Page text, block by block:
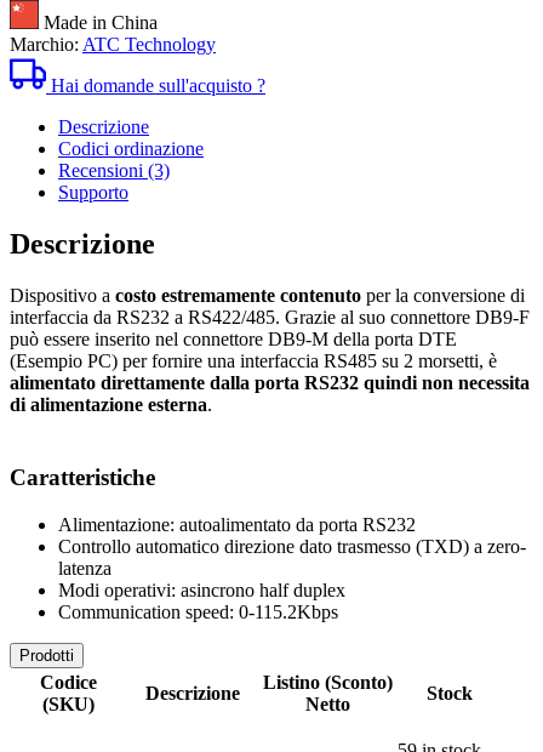
Made in China
Marchio: ATC Technology
Hai domande sull'acquisto ?
Descrizione
Codici ordinazione
Recensioni (3)
Supporto
Descrizione
Dispositivo a costo estremamente contenuto per la conversione di
interfaccia da RS232 a RS422/485. Grazie al suo connettore DB9-F
può essere inserito nel connettore DB9-M della porta DTE
(Esempio PC) per fornire una interfaccia RS485 su 2 morsetti, è
alimentato direttamente dalla porta RS232 quindi non necessita
di alimentazione esterna.
Caratteristiche
Alimentazione: autoalimentato da porta RS232
Controllo automatico direzione dato trasmesso (TXD) a zero-
latenza
Modi operativi: asincrono half duplex
Communication speed: 0-115.2Kbps
Prodotti
Codice
(SKU)
Descrizione
Listino (Sconto)
Netto
Stock